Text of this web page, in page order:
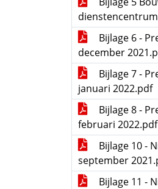
Bijlage 6 -
december
Bijlage 7 -
januari 2022.pdf
Bijlage 8 -
februari 2022.pdf
Bijlage 10 -
september
Bijlage 11 -